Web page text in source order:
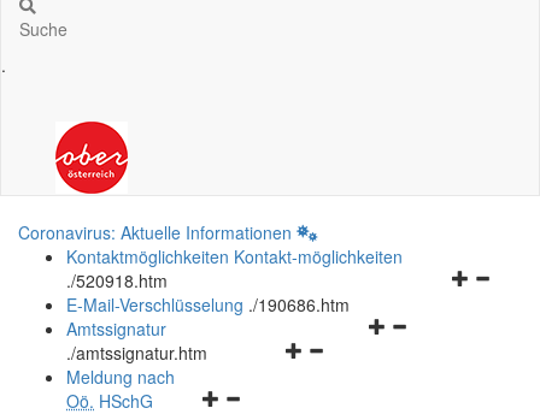
Suche
.
Coronavirus: Aktuelle Informationen
Kontaktmöglichkeiten Kontakt-möglichkeiten
./520918.htm
Navigationsmenü
E-Mail-Verschlüsselung ./190686.htm
Navigationsmenü
Amtssignatur
./amtssignatur.htm
Navigationsmenü
Meldung nach
Oö. HSchG